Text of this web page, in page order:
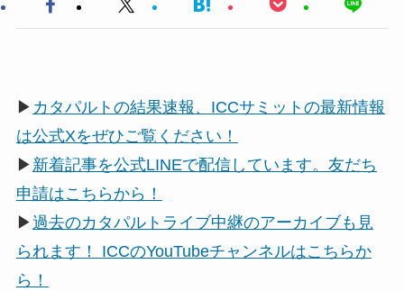
▶ カタパルトの結果速報、ICCサミットの最新情報
は公式Xをぜひご覧ください！
▶ 新着記事を公式LINEで配信しています。友だち
申請はこちらから！
▶過去のカタパルトライブ中継のアーカイブも見
られます！ ICCのYouTubeチャンネルはこちらか
ら！